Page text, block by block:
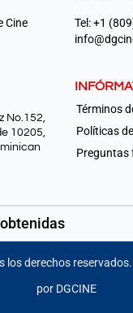
Cine
Tel: +1
No.152,
10205,
Términos
Políticas
Preguntas
los derechos
por DGCINE